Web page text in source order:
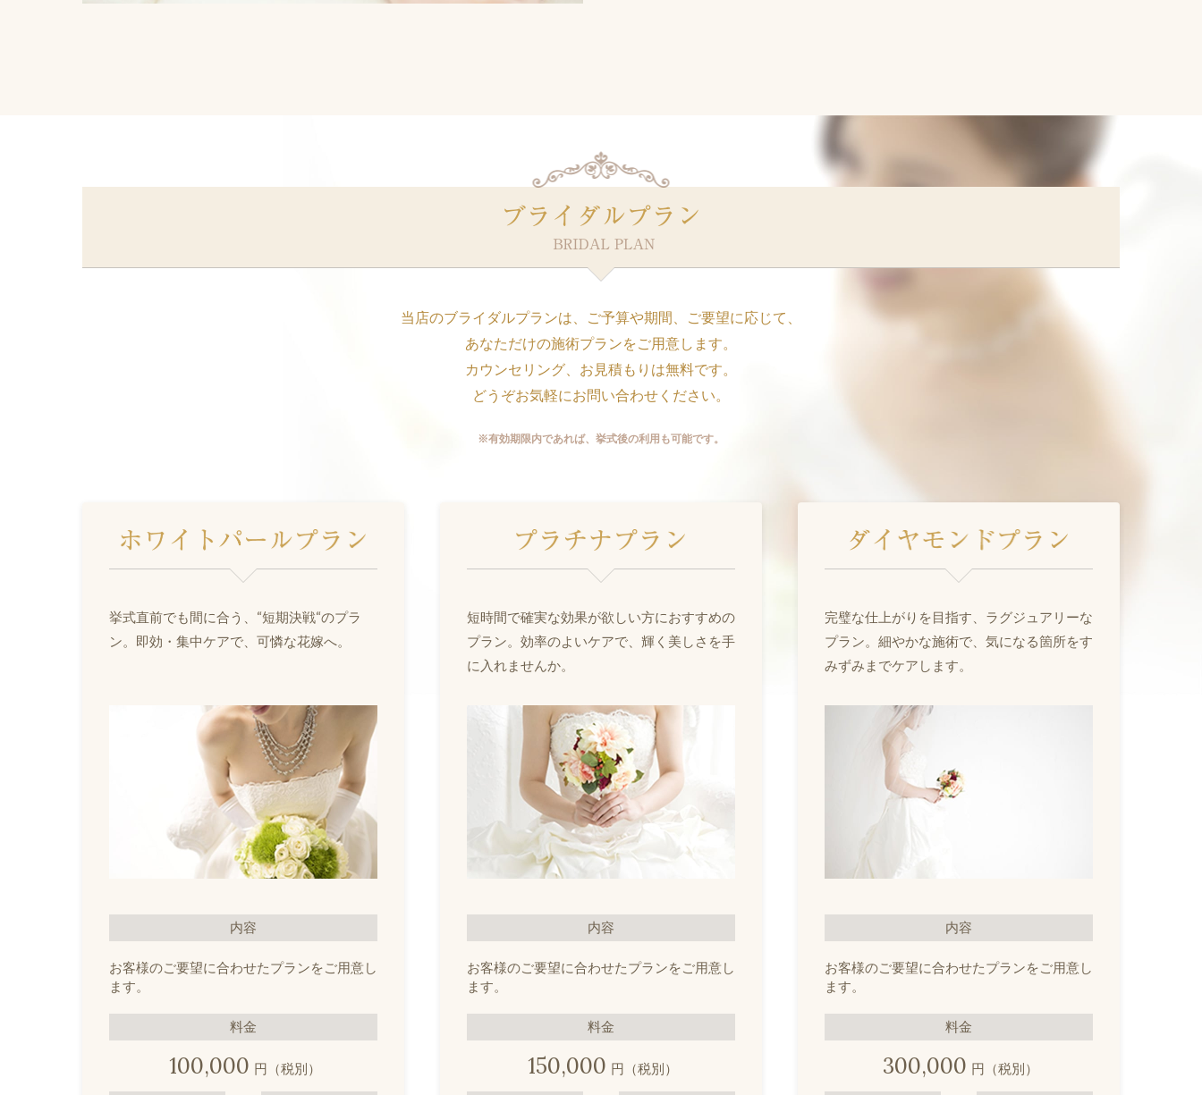
当店のブライダルプランは、ご予算や期間、ご要望に応じて、
あなただけの施術プランをご用意します。
カウンセリング、お見積もりは無料です。
どうぞお気軽にお問い合わせください。
※有効期限内であれば、挙式後の利用も可能です。
挙式直前でも間に合う、“短期決戦“のプラ
ン。即効・集中ケアで、可憐な花嫁へ。
内容
お客様のご要望に合わせたプランをご用意し
ます。
料金
100,000 円（税別）
短時間で確実な効果が欲しい方におすすめの
プラン。効率のよいケアで、輝く美しさを手
に入れませんか。
内容
お客様のご要望に合わせたプランをご用意し
ます。
料金
150,000 円（税別）
完璧な仕上がりを目指す、ラグジュアリーな
プラン。細やかな施術で、気になる箇所をす
みずみまでケアします。
内容
お客様のご要望に合わせたプランをご用意し
ます。
料金
300,000 円（税別）